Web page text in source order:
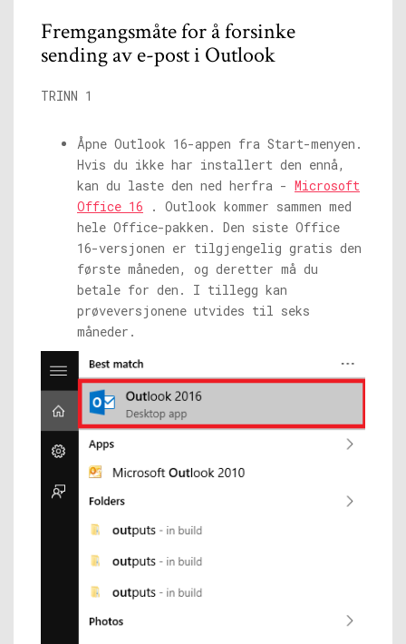
Fremgangsmåte for å forsinke
sending av e-post i Outlook
TRINN 1
Åpne Outlook 16-appen fra Start-menyen.
Hvis du ikke har installert den ennå,
kan du laste den ned herfra - Microsoft
Office 16 . Outlook kommer sammen med
hele Office-pakken. Den siste Office
16-versjonen er tilgjengelig gratis den
første måneden, og deretter må du
betale for den. I tillegg kan
prøveversjonene utvides til seks
måneder.